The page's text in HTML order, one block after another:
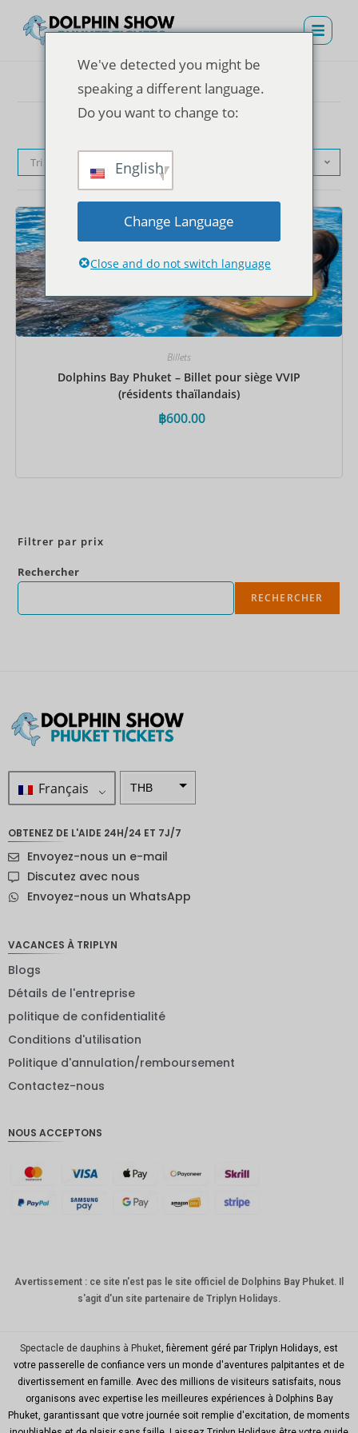
Tri par défaut
Billets
Dolphins Bay Phuket – Billet pour siège VVIP
(résidents thaïlandais)
฿600.00
Filtrer par prix
Rechercher
RECHERCHER
Français THB
Dollar
zélandai
EUR
indienne
IDR
KRW
chinois
TWD
MYR
OBTENEZ DE L'AIDE 24H/24 ET 7J/7
Envoyez-nous un e-mail
Discutez avec nous
Envoyez-nous un WhatsApp
VACANCES À TRIPLYN
Blogs
Détails de l'entreprise
politique de confidentialité
Conditions d'utilisation
Politique d'annulation/remboursement
Contactez-nous
NOUS ACCEPTONS
Avertissement : ce site n'est pas le site officiel de Dolphins Bay Phuket. Il
s'agit d'un site partenaire de Triplyn Holidays.
Spectacle de dauphins à Phuket , fièrement géré par Triplyn Holidays, est
votre passerelle de confiance vers un monde d'aventures palpitantes et de
divertissement en famille. Avec des millions de visiteurs satisfaits, nous
organisons avec expertise les meilleures expériences à Dolphins Bay
Phuket, garantissant que votre journée soit remplie d'excitation, de moments
We've detected you might be
speaking a different language.
Do you want to change to:
English
Change Language
Close and do not switch language